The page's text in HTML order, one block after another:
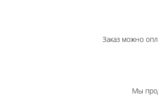
Заказ можно
Мы